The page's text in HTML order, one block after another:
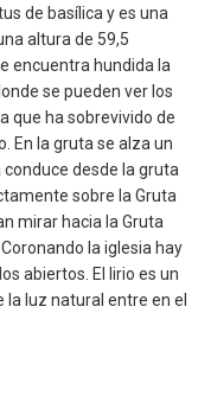
de basílica y es una
altura de 59,5
encuentra hundida la
se pueden ver los
que ha sobrevivido de
En la gruta se alza un
conduce desde la gruta
sobre la Gruta
mirar hacia la Gruta
la iglesia hay
abiertos. El lirio es un
luz natural entre en el